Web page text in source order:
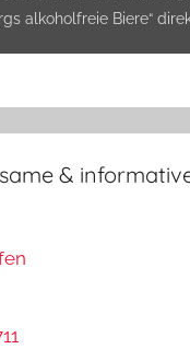
alkoholfreie Biere“
&